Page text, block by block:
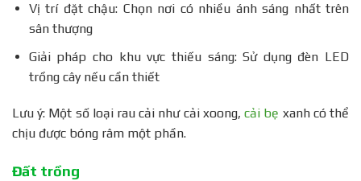
Vị trí đặt chậu: Chọn nơi có nhiều ánh sáng nhất trên
sân thượng
Giải pháp cho khu vực thiếu sáng: Sử dụng đèn LED
trồng cây nếu cần thiết
Lưu ý: Một số loại rau cải như cải xoong,cải bẹ xanh có thể
chịu được bóng râm một phần.
Đất trồng